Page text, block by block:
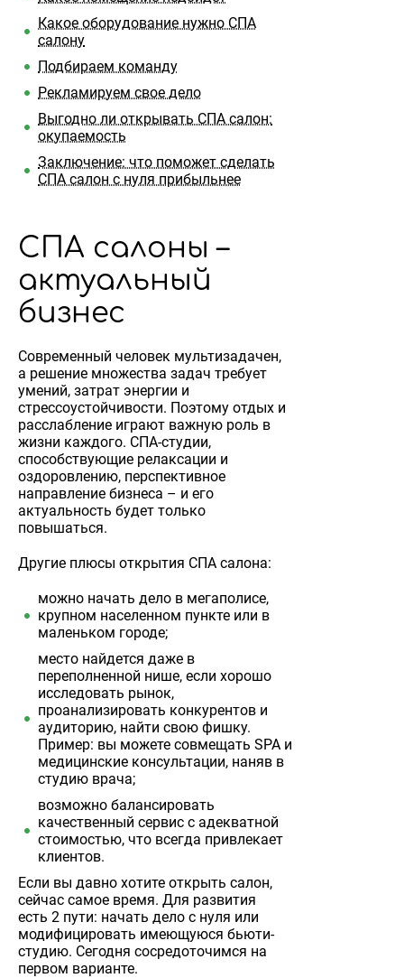
Какое оборудование нужно СПА
салону
Подбираем команду
Рекламируем свое дело
Выгодно ли открывать СПА салон:
окупаемость
Заключение: что поможет сделать
СПА салон с нуля прибыльнее
СПА салоны –
актуальный
бизнес
Современный человек мультизадачен,
а решение множества задач требует
умений, затрат энергии и
стрессоустойчивости. Поэтому отдых и
расслабление играют важную роль в
жизни каждого. СПА-студии,
способствующие релаксации и
оздоровлению, перспективное
направление бизнеса – и его
актуальность будет только
повышаться.
Другие плюсы открытия СПА салона:
можно начать дело в мегаполисе,
крупном населенном пункте или в
маленьком городе;
место найдется даже в
переполненной нише, если хорошо
исследовать рынок,
проанализировать конкурентов и
аудиторию, найти свою фишку.
Пример: вы можете совмещать SPA и
медицинские консультации, наняв в
студию врача;
возможно балансировать
качественный сервис с адекватной
стоимостью, что всегда привлекает
клиентов.
Если вы давно хотите открыть салон,
сейчас самое время. Для развития
есть 2 пути: начать дело с нуля или
модифицировать имеющуюся бьюти-
студию. Сегодня сосредоточимся на
первом варианте.